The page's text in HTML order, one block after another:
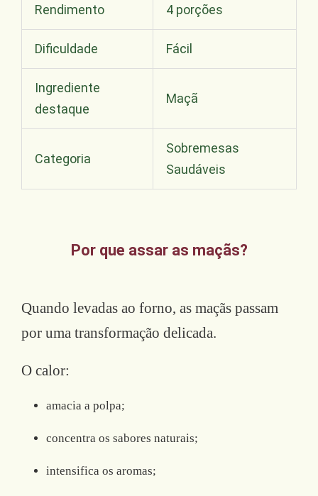
Rendimento 4 porções
Dificuldade Fácil
Ingrediente
destaque
Maçã
Categoria
Sobremesas
Saudáveis
Por que assar as maçãs?
Quando levadas ao forno, as maçãs passam
por uma transformação delicada.
O calor:
amacia a polpa;
concentra os sabores naturais;
intensifica os aromas;